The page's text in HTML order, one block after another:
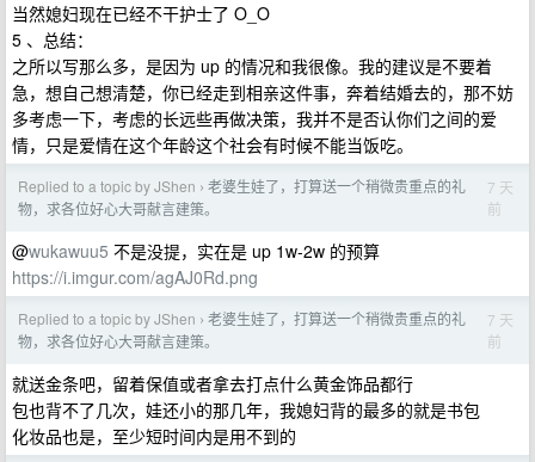
当然媳妇现在已经不干护士了 O_O
5 、总结：
之所以写那么多，是因为 up 的情况和我很像。我的建议是不要着
急，想自己想清楚，你已经走到相亲这件事，奔着结婚去的，那不妨
多考虑一下，考虑的长远些再做决策，我并不是否认你们之间的爱
情，只是爱情在这个年龄这个社会有时候不能当饭吃。
Replied to a topic by JShen › 老婆生娃了，打算送一个稍微贵重点的礼
物，求各位好心大哥献言建策。
7 天
前
@wukawuu5 不是没提，实在是 up 1w-2w 的预算
https://i.imgur.com/agAJ0Rd.png
Replied to a topic by JShen › 老婆生娃了，打算送一个稍微贵重点的礼
物，求各位好心大哥献言建策。
7 天
前
就送金条吧，留着保值或者拿去打点什么黄金饰品都行
包也背不了几次，娃还小的那几年，我媳妇背的最多的就是书包
化妆品也是，至少短时间内是用不到的